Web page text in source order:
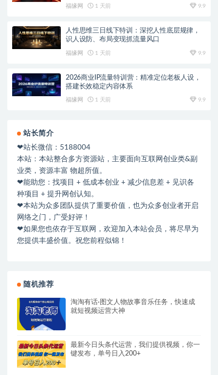
福缘网 1 天前 9.9
人性思维三日线下特训：深挖人性底层规律，
识人设防、布局变现抓流量风口
福缘网 1 天前 9.9
2026商业IP流量特训营：精准定位老板人设，
搭建长效稳定内容体系
福缘网 1 天前 9.9
站长简介
❤站长微信：5188004
本站：本站整合多方资源站，主要面向互联网创业类&副
业类，资源丰富 物超所值。
❤能助您：找项目 + 低成本创业 + 减少信息差 + 见识各
种项目 + 提升网创认知。
❤本站为众多团队提供了重要价值，也为众多创业者开启
网络之门，广受好评！
❤如果您也依存于互联网，欢迎加入本站会员，将尽早为
您提供丰盛价值。祝您前程似锦！
随机推荐
淘淘有话·图文人物故事音乐任务，快速成
就短视频运营大神
最新今日头条代运营，我们提供视频，你一
键发布，单号日入200+